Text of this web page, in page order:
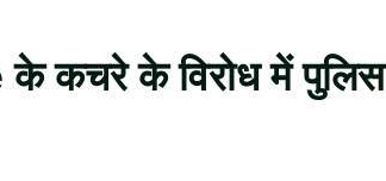
कचरे के विरोध में पुलिस